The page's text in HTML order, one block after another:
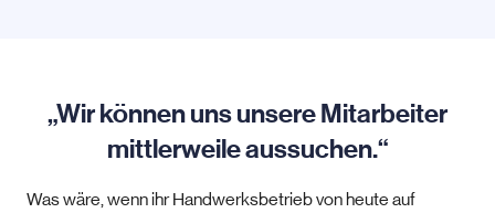
„Wir können uns unsere Mitarbeiter
mittlerweile aussuchen.“
Was wäre, wenn ihr Handwerksbetrieb von heute auf